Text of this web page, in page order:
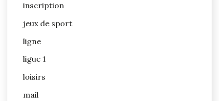
inscription
jeux de sport
ligne
ligue 1
loisirs
mail